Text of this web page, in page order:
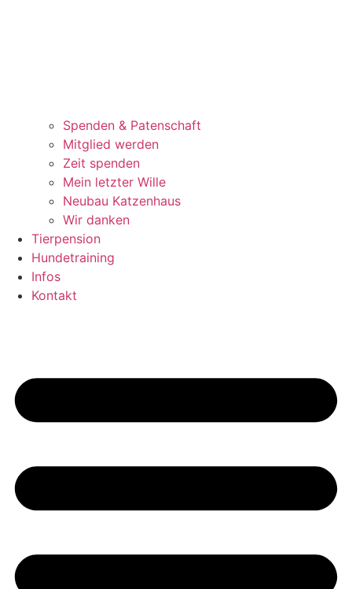
Spenden & Patenschaft
Mitglied werden
Zeit spenden
Mein letzter Wille
Neubau Katzenhaus
Wir danken
Tierpension
Hundetraining
Infos
Kontakt